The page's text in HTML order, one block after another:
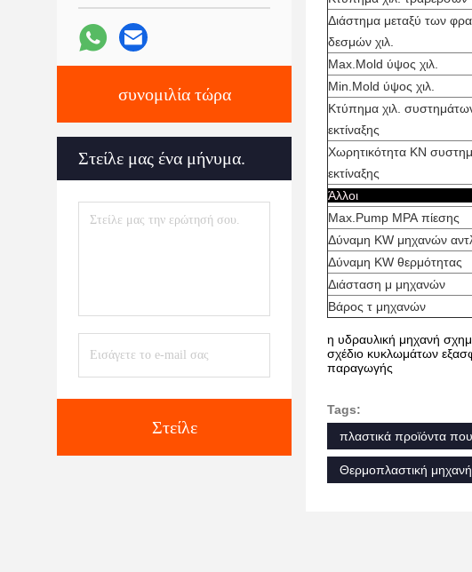
συνομιλία τώρα
Στείλε μας ένα μήνυμα.
Στείλε
Διάστημα μεταξύ των
δεσμών χιλ.
Max.Mold ύψος χιλ.
Min.Mold ύψος χιλ.
Κτύπημα χιλ.
εκτίναξης
Χωρητικότητα KN
εκτίναξης
Max.Pump MPA πίεσης
Δύναμη KW μηχανών
Δύναμη KW θερμότητας
Διάσταση μ μηχανών
Βάρος τ μηχανών
η υδραυλική μηχανή
σχέδιο κυκλωμάτων
παραγωγής
Tags:
πλαστικά προϊόντα
Θερμοπλαστική